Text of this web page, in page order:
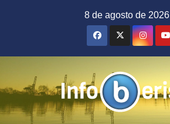
8 de agosto de 2026